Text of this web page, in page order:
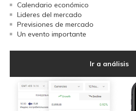
Calendario económico
Lideres del mercado
Previsiones de mercado
Un evento importante
Ir a análisis